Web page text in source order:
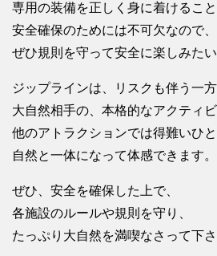
専用の装備を正しく身に着けるこ
安全確保のためには不可欠なので、
ぜひ規則を守って安全に楽しみたい
ジップラインは、リスクも伴う一方
大自然相手の、本格的なアクティ
他のアトラクションでは得難いひと
自然と一体になって体感できます。
ぜひ、安全を確保した上で、
各施設のルールや規則を守り、
たっぷり大自然を満喫なさって下さ